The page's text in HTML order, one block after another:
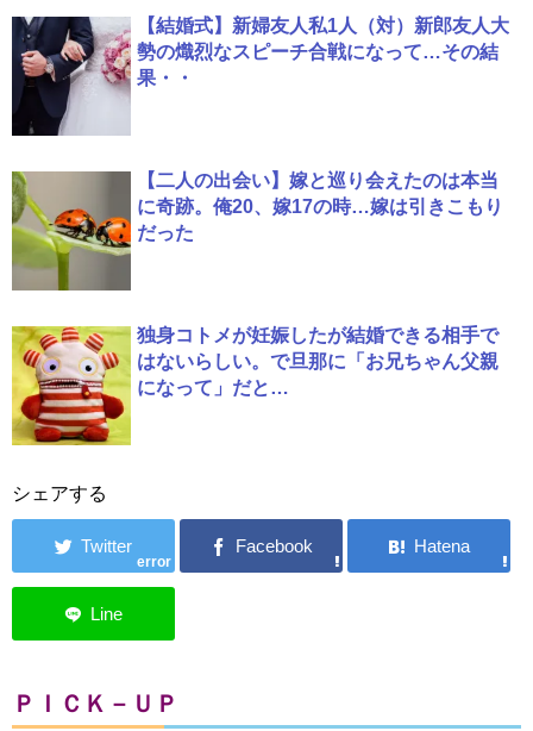
【結婚式】新婦友人私1人（対）新郎友人大
勢の熾烈なスピーチ合戦になって…その結
果・・
【二人の出会い】嫁と巡り会えたのは本当
に奇跡。俺20、嫁17の時…嫁は引きこもり
だった
独身コトメが妊娠したが結婚できる相手で
はないらしい。で旦那に「お兄ちゃん父親
になって」だと…
シェアする
error
ＰＩＣＫ－ＵＰ